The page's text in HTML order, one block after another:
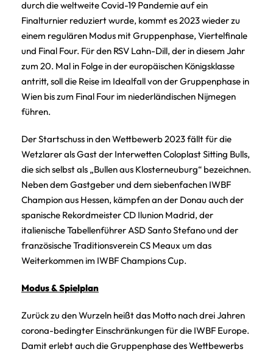
durch die weltweite Covid-19 Pandemie auf ein
Finalturnier reduziert wurde, kommt es 2023 wieder zu
einem regulären Modus mit Gruppenphase, Viertelfinale
und Final Four. Für den RSV Lahn-Dill, der in diesem Jahr
zum 20. Mal in Folge in der europäischen Königsklasse
antritt, soll die Reise im Idealfall von der Gruppenphase in
Wien bis zum Final Four im niederländischen Nijmegen
führen.
Der Startschuss in den Wettbewerb 2023 fällt für die
Wetzlarer als Gast der Interwetten Coloplast Sitting Bulls,
die sich selbst als „Bullen aus Klosterneuburg“ bezeichnen.
Neben dem Gastgeber und dem siebenfachen IWBF
Champion aus Hessen, kämpfen an der Donau auch der
spanische Rekordmeister CD Ilunion Madrid, der
italienische Tabellenführer ASD Santo Stefano und der
französische Traditionsverein CS Meaux um das
Weiterkommen im IWBF Champions Cup.
Modus & Spielplan
Zurück zu den Wurzeln heißt das Motto nach drei Jahren
corona-bedingter Einschränkungen für die IWBF Europe.
Damit erlebt auch die Gruppenphase des Wettbewerbs